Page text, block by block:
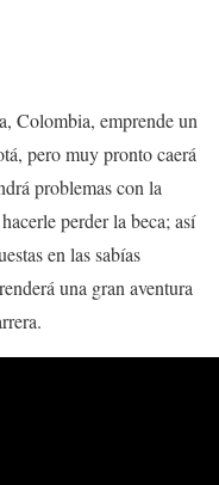
Colombia, emprende un
pero muy pronto caerá
problemas con la
perder la beca; así
en las sabías
una gran aventura